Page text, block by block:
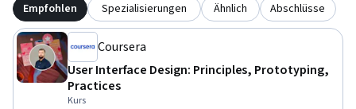
Empfohlen Spezialisierungen Ähnlich Abschlüsse
Coursera
User Interface Design: Principles, Prototyping,
Practices
Kurs